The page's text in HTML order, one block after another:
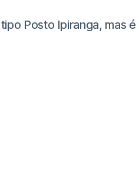
Posto Ipiranga, mas